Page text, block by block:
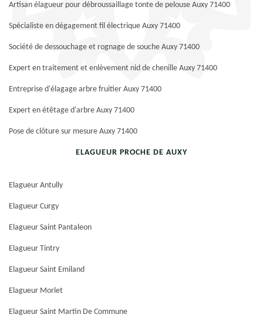
Artisan élagueur pour débroussaillage tonte de pelouse Auxy 71400
Spécialiste en dégagement fil électrique Auxy 71400
Société de dessouchage et rognage de souche Auxy 71400
Expert en traitement et enlèvement nid de chenille Auxy 71400
Entreprise d'élagage arbre fruitier Auxy 71400
Expert en étêtage d'arbre Auxy 71400
Pose de clôture sur mesure Auxy 71400
ELAGUEUR PROCHE DE AUXY
Elagueur Antully
Elagueur Curgy
Elagueur Saint Pantaleon
Elagueur Tintry
Elagueur Saint Emiland
Elagueur Morlet
Elagueur Saint Martin De Commune